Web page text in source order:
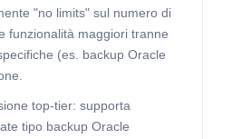
"no limits" sul numero di
funzionalità maggiori tranne
(es. backup Oracle
top-tier: supporta
tipo backup Oracle